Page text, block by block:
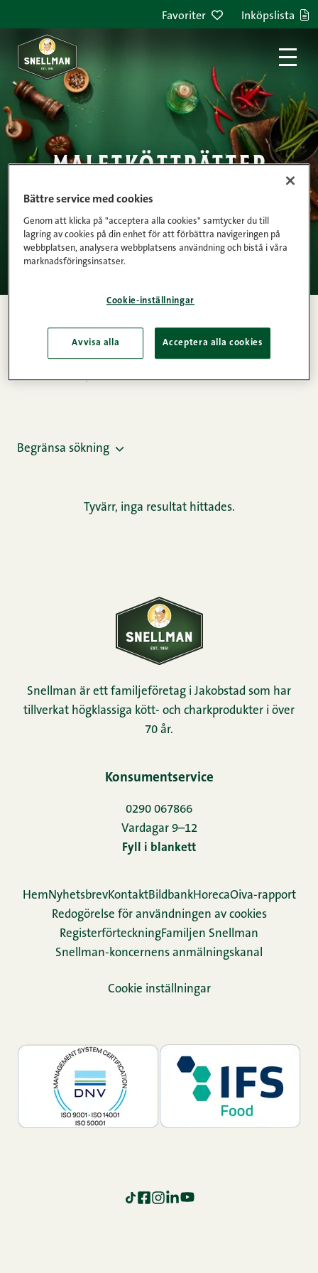
Favoriter Inköpslista
maletkötträtter
Tyvärr, inga resultat hittades.
Begränsa sökning
Tyvärr, inga resultat hittades.
Snellman är ett familjeföretag i Jakobstad som har
tillverkat högklassiga kött- och charkprodukter i över
70 år.
Konsumentservice
0290 067866
Vardagar 9–12
Fyll i blankett
HemNyhetsbrevKontaktBildbankHorecaOiva-rapport
Redogörelse för användningen av cookies
Re­gis­ter­för­teck­ningFamiljen Snellman
Snellman-koncernens anmälningskanal
Cookie inställningar
TikTok
Facebook
Instagram
LinkedIn
YouTube
Bättre service med cookies
Genom att klicka på "acceptera alla cookies" samtycker du till
lagring av cookies på din enhet för att förbättra navigeringen på
webbplatsen, analysera webbplatsens användning och bistå i våra
marknadsföringsinsatser.
Cookie-inställningar
Avvisa alla Acceptera alla cookies